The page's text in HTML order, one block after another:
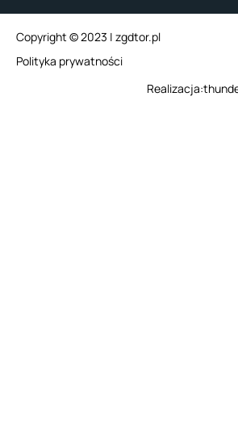
Copyright © 2023 | zgdtor.pl
Polityka prywatności
Realizacja: